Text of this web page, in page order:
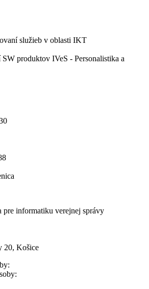
služieb v oblasti IKT
produktov IVeS - Personalistika a
pre informatiku verejnej správy
20, Košice